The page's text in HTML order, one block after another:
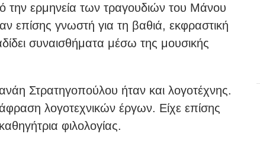
ερμηνεία των τραγουδιών του Μάνου
επίσης γνωστή για τη βαθιά, εκφραστική
συναισθήματα μέσω της μουσικής
Στρατηγοπούλου ήταν και λογοτέχνης.
λογοτεχνικών έργων. Είχε επίσης
φιλολογίας.